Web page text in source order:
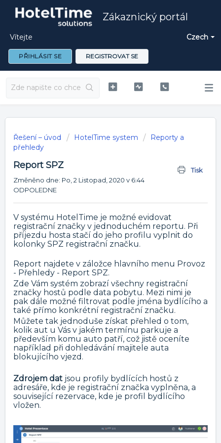
Zákaznický portál
Czech
Vítejte
PŘIHLÁSIT SE REGISTROVAT SE
Řešení – úvod HotelTime system
Reporty a
přehledy
Report SPZ
Tisk
Změněno dne: Po, 2 Listopad, 2020 v 6:44
ODPOLEDNE
V systému HotelTime je možné evidovat
registrační značky v jednoduchém reportu. Při
příjezdu hosta stačí do jeho profilu vyplnit do
kolonky SPZ registrační značku.
Report najdete v záložce hlavního menu Provoz
- Přehledy - Report SPZ.
Zde Vám systém zobrazí všechny registrační
značky hostů podle data pobytu. Mezi nimi je
pak dále možné filtrovat podle jména bydlícího a
také přímo konkrétní registrační značku.
Můžete tak jednoduše získat přehled o tom,
kolik aut u Vás v jakém termínu parkuje a
především komu auto patří, což jistě oceníte
například při dohledávání majitele auta
blokujícího vjezd.
Zdrojem dat jsou profily bydlících hostů z
adresáře, kde je registrační značka vyplněna, a
související rezervace, kde je profil bydlícího
vložen.